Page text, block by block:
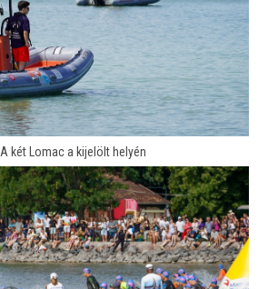
A két Lomac a kijelölt helyén